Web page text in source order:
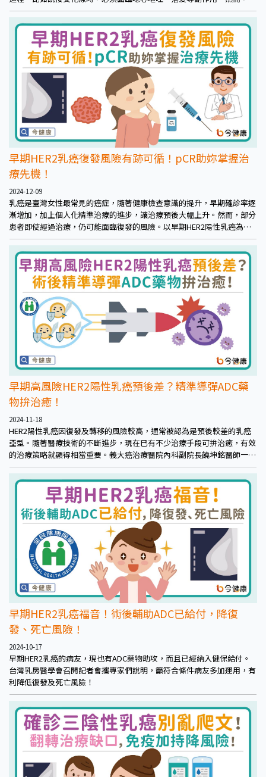
著藥物不斷發展進步，化療現在也有口服劑型，能夠維持療效，同時保有
良好的生活品質，重要的是醫病間的溝通，找到最適合自己的治療方式。
早期HER2乳癌復發風險有跡可循！pCR助妳掌握治
療先機！
2024-12-09
乳癌是臺灣女性最常見的癌症，隨著健康檢查意識的提升，早期確診率逐
漸增加，加上個人化精準治療的進步，讓治療預後大幅上升。然而，部分
患者即使經過治療，仍可能面臨復發的風險。以早期HER2陽性乳癌為
例，因基因特性的差異，治療後仍存在一定的復發和轉移風險。因此，術
後是否達到病理完全緩解（pCR）是一個重要的指標，可以幫助醫師評估
患者的預後情況，並為後續治療制定更適合的策略，以降低復發機率。
早期高風險HER2陽性乳癌預後差？精準導彈ADC藥
物拚治癒！
2024-11-18
HER2陽性乳癌因復發及轉移的風險較高，通常被認為是預後較差的乳癌
亞型。隨著醫療技術的不斷進步，現在已有不少治療手段可拚治癒，有效
的治療策略就顯得相當重要。義大癌治療醫院內科副院長饒坤銘醫師一一
說明，助乳癌病友們力抗HER2陽性乳癌。
早期HER2乳癌福音！術後輔助ADC已給付，降復
發、死亡風險！
2024-10-17
早期HER2乳癌的病友，現也有ADC藥物助攻，而且已經納入健保給付。
台灣乳房醫學會召開記者會攜專家們說明，籲符合條件病友多加運用，有
利降低復發及死亡風險！